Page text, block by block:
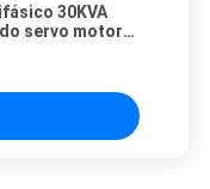
30KVA
servo motor